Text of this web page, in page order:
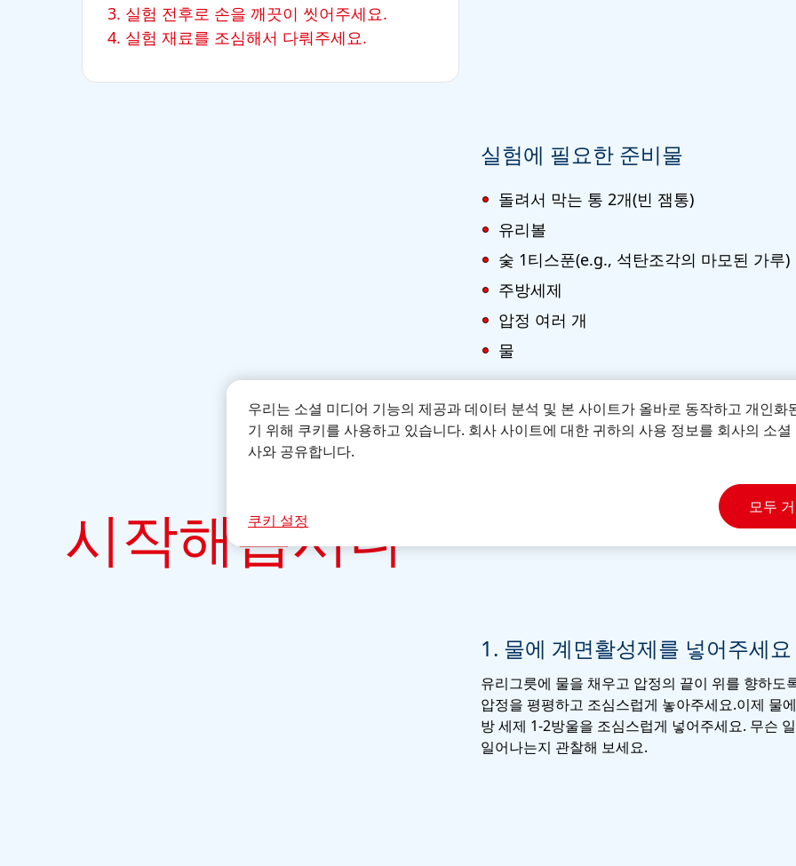
3. 실험 전후로 손을 깨끗이 씻어주세요.
4. 실험 재료를 조심해서 다뤄주세요.
실험에 필요한 준비물
돌려서 막는 통 2개(빈 잼통)
유리볼
숯 1티스푼(e.g., 석탄조각의 마모된 가루)
주방세제
압정 여러 개
물
시작해봅시다
1. 물에 계면활성제를 넣어주세요
유리그릇에 물을 채우고 압정의 끝이 위를 향하도
압정을 평평하고 조심스럽게 놓아주세요.이제 물
방 세제 1-2방울을 조심스럽게 넣어주세요. 무슨
일어나는지 관찰해 보세요.
우리는 소셜 미디어 기능의 제공과 데이터 분석 및 본 사이트가 올바로 동작하고 개인화
기 위해 쿠키를 사용하고 있습니다. 회사 사이트에 대한 귀하의 사용 정보를 회사의 소
사와 공유합니다.
쿠키 설정
모두